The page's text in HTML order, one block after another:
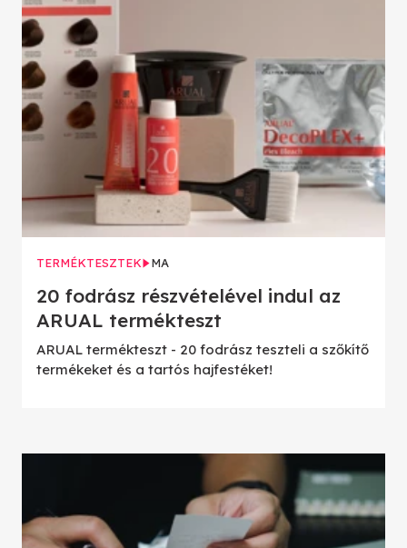
TERMÉKTESZTEK MA
20 fodrász részvételével indul az
ARUAL termékteszt
ARUAL termékteszt - 20 fodrász teszteli a szőkítő
termékeket és a tartós hajfestéket!